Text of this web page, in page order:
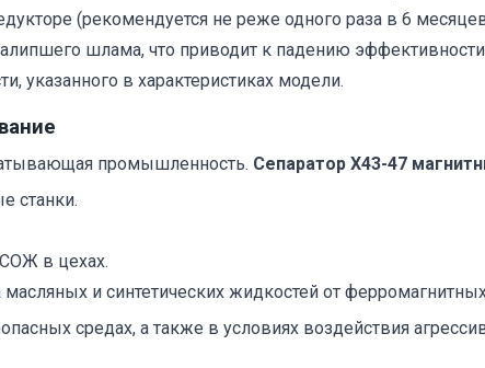
(рекомендуется не реже одного раза в 6
шлама, что приводит к падению
указанного в характеристиках модели.
промышленность. Сепаратор Х43-47
станки.
в цехах.
масляных и синтетических жидкостей от
средах, а также в условиях воздействия